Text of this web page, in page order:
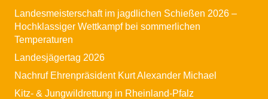
Landesmeisterschaft im jagdlichen Schießen 2026 –
Hochklassiger Wettkampf bei sommerlichen
Temperaturen
Landesjägertag 2026
Nachruf Ehrenpräsident Kurt Alexander Michael
Kitz- & Jungwildrettung in Rheinland-Pfalz